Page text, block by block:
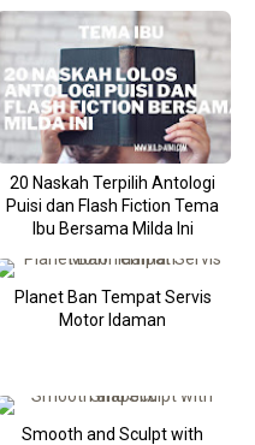
20 Naskah Terpilih Antologi
Puisi dan Flash Fiction Tema
Ibu Bersama Milda Ini
Planet Ban Tempat Servis
Motor Idaman
Smooth and Sculpt with